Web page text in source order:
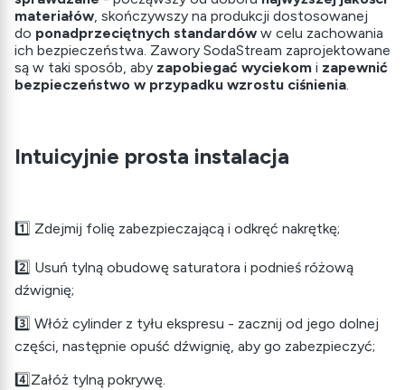
materiałów , skończywszy na produkcji dostosowanej
do ponadprzeciętnych standardów w celu zachowania
ich bezpieczeństwa. Zawory SodaStream zaprojektowane
są w taki sposób, aby zapobiegać wyciekom i zapewnić
bezpieczeństwo w przypadku wzrostu ciśnienia
Intuicyjnie prosta instalacja
1️⃣ Zdejmij folię zabezpieczającą i odkręć nakrętkę;
2️⃣ Usuń tylną obudowę saturatora i podnieś różową
dźwignię;
3️⃣ Włóż cylinder z tyłu ekspresu - zacznij od jego dolnej
części, następnie opuść dźwignię, aby go zabezpieczyć;
4️⃣Załóż tylną pokrywę.